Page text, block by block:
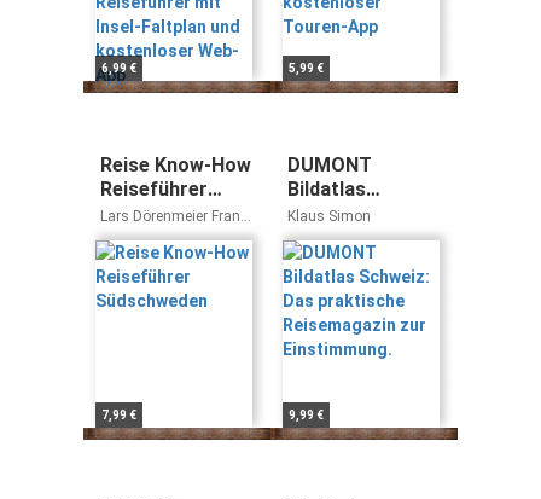
6,99 € 5,99 €
Reise Know-How
Reiseführer
Südschweden
Lars Dörenmeier Frank-
Peter Herbst
7,99 €
DUMONT
Bildatlas
Schweiz: Das
praktische
Reisemagazin
zur
Einstimmung.
Klaus Simon
9,99 €